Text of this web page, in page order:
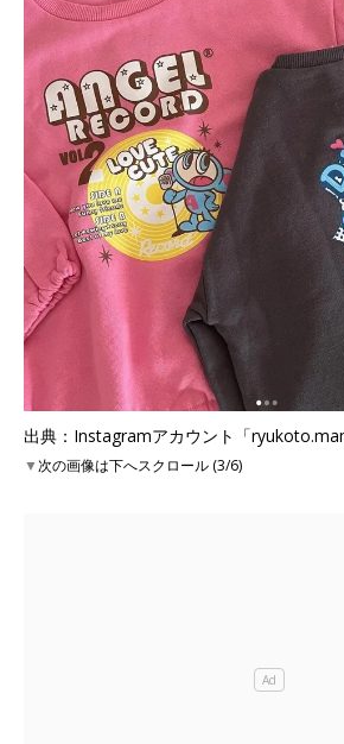
出典：Instagramアカウント「
▼次の画像は下へスクロール (3/6)